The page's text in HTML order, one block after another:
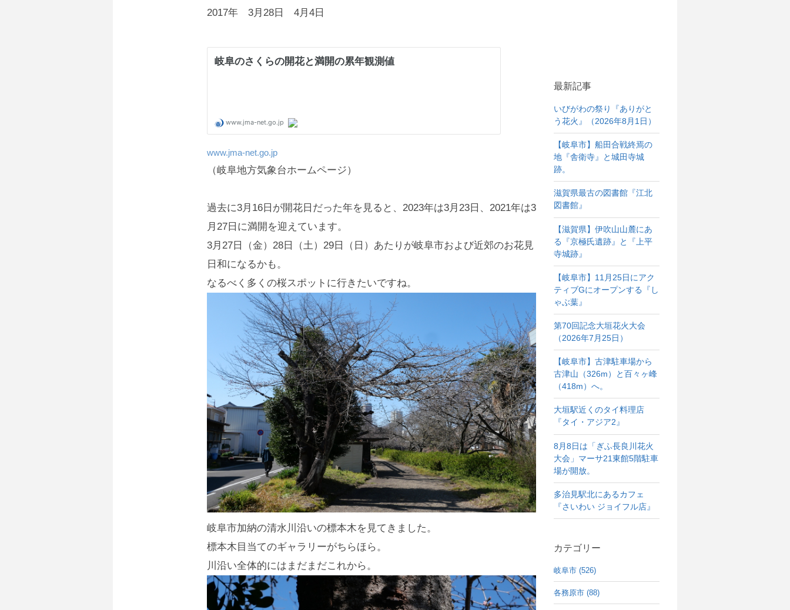
2017年 3月28日 4月4日
www.jma-net.go.jp
（岐阜地方気象台ホームページ）
過去に3月16日が開花日だった年を見ると、2023年は3月23日、2021年は3
月27日に満開を迎えています。
3月27日（金）28日（土）29日（日）あたりが岐阜市および近郊のお花見
日和になるかも。
なるべく多くの桜スポットに行きたいですね。
岐阜市加納の清水川沿いの標本木を見てきました。
標本木目当てのギャラリーがちらほら。
川沿い全体的にはまだまだこれから。
最新記事
いびがわの祭り『ありがと
う花火』（2026年8月1日）
【岐阜市】船田合戦終焉の
地『舎衛寺』と城田寺城
跡。
滋賀県最古の図書館『江北
図書館』
【滋賀県】伊吹山山麓にあ
る『京極氏遺跡』と『上平
寺城跡』
【岐阜市】11月25日にアク
ティブGにオープンする『し
ゃぶ葉』
第70回記念大垣花火大会
（2026年7月25日）
【岐阜市】古津駐車場から
古津山（326m）と百々ヶ峰
（418m）へ。
大垣駅近くのタイ料理店
『タイ・アジア2』
8月8日は「ぎふ長良川花火
大会」マーサ21東館5階駐車
場が開放。
多治見駅北にあるカフェ
『さいわい ジョイフル店』
カテゴリー
岐阜市 (526)
各務原市 (88)